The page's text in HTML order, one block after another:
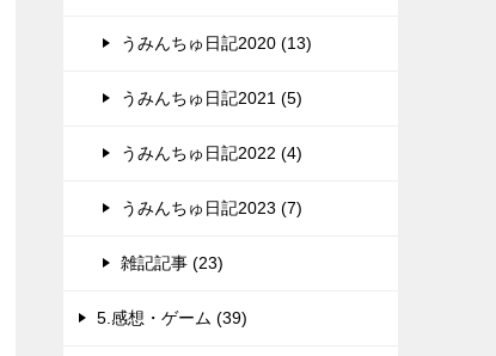
うみんちゅ日記2020 (13)
うみんちゅ日記2021 (5)
うみんちゅ日記2022 (4)
うみんちゅ日記2023 (7)
雑記記事 (23)
5.感想・ゲーム (39)